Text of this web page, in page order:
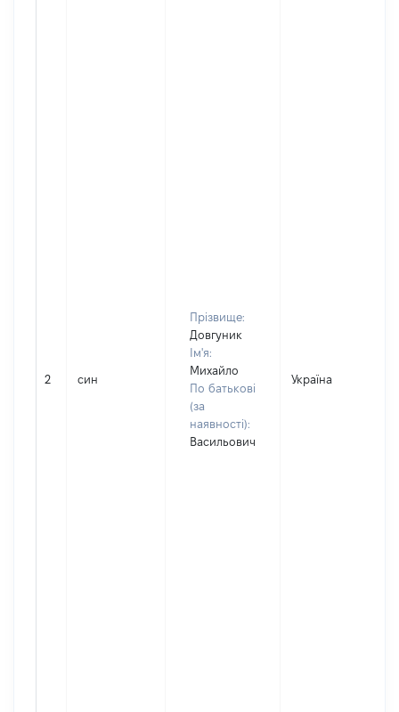
2 син
Прізвище:
Довгуник
Ім'я:
Михайло
По батькові
(за
наявності):
Васильович
Україна